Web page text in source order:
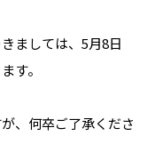
ましては、5月8日
す。
、何卒ご了承くださ